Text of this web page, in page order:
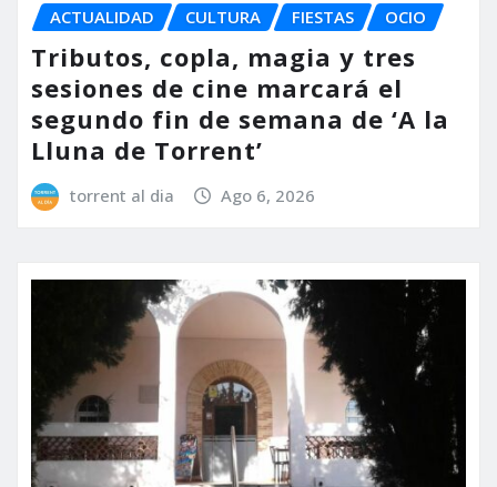
ACTUALIDAD CULTURA FIESTAS OCIO
Tributos, copla, magia y tres
sesiones de cine marcará el
segundo fin de semana de ‘A la
Lluna de Torrent’
torrent al dia Ago 6, 2026